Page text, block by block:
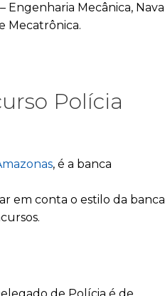
Engenharia Mecânica, Naval
Mecatrônica.
Polícia
, é a banca
em conta o estilo da banca